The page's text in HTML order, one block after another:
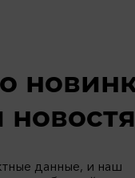
данные, и наш